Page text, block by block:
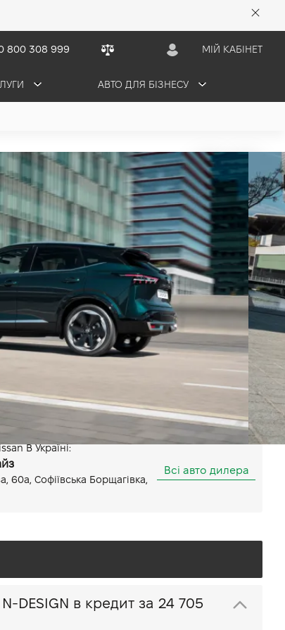
800 308 999 МІЙ КАБІНЕТ
АВТО ДЛЯ БІЗНЕСУ
DESIGN
5 авто в наявності (15 авто в поставці)
ОБМІНЯТИ СВОЄ АВТО
Потужність 158 к.с.
Показати всі особливості
В Україні:
60а, Софіївська Борщагівка,
Всі авто дилера
Купити Nissan QASHQAI N-DESIGN в кредит за 24 705